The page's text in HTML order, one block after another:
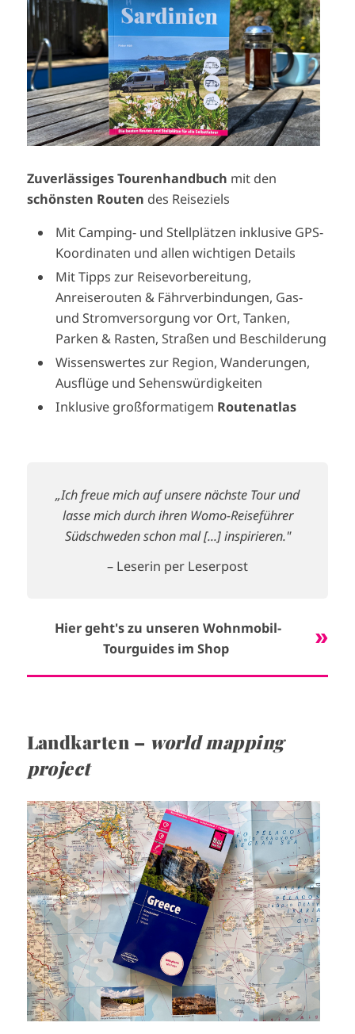
Zuverlässiges Tourenhandbuch mit den
schönsten Routen des Reiseziels
Mit Camping- und Stellplätzen inklusive GPS-
Koordinaten und allen wichtigen Details
Mit Tipps zur Reisevorbereitung,
Anreiserouten & Fährverbindungen, Gas-
und Stromversorgung vor Ort, Tanken,
Parken & Rasten, Straßen und Beschilderung
Wissenswertes zur Region, Wanderungen,
Ausflüge und Sehenswürdigkeiten
Inklusive großformatigem Routenatlas
„Ich freue mich auf unsere nächste Tour und
lasse mich durch ihren Womo-Reiseführer
Südschweden schon mal [...] inspirieren."
– Leserin per Leserpost
Hier geht's zu unseren Wohnmobil-
Tourguides im Shop
Landkarten – world mapping
project
I
m
a
g
e